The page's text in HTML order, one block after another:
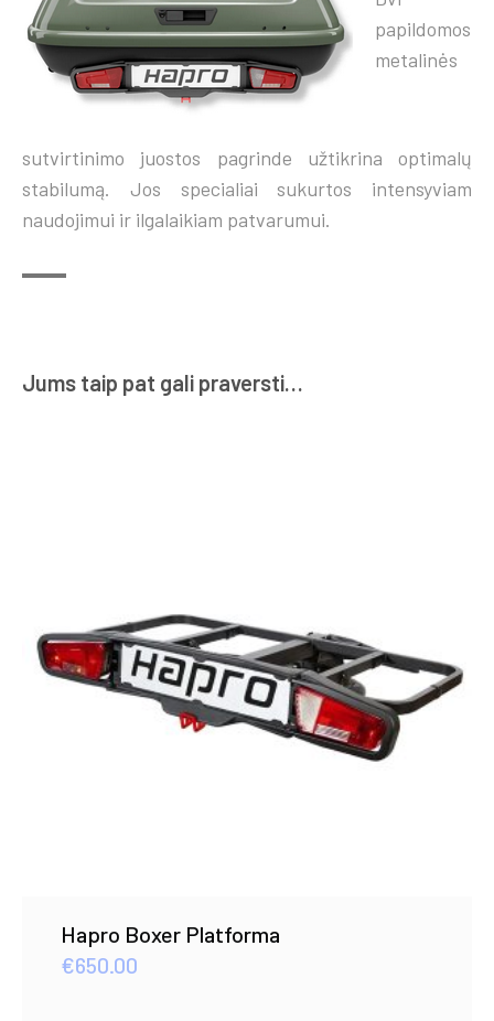
papildomos
metalinės
sutvirtinimo juostos pagrinde užtikrina optimalų
stabilumą. Jos specialiai sukurtos intensyviam
naudojimui ir ilgalaikiam patvarumui.
Jums taip pat gali praversti…
Hapro Boxer Platforma
€650.00